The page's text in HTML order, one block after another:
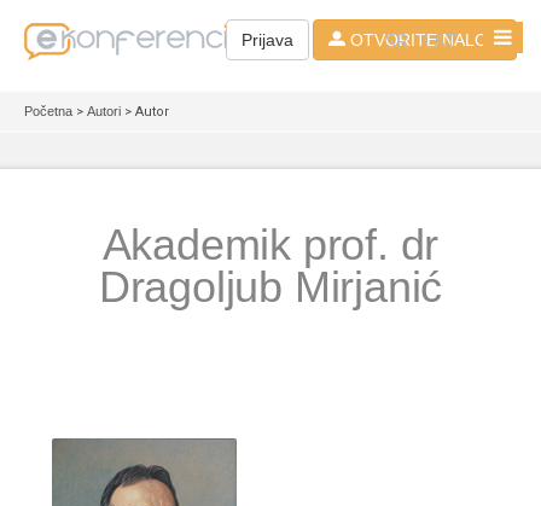
Prijava OTVORITE NALOG
SR - LAT
Početna > Autori > Autor
Akademik prof. dr
Dragoljub Mirjanić